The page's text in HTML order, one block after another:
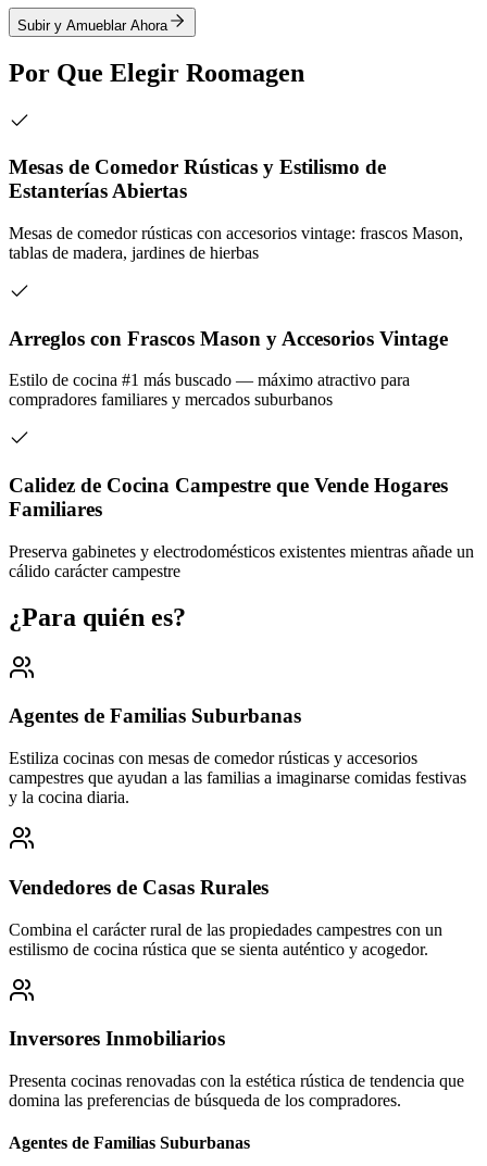
Subir y Amueblar Ahora
Por Que Elegir Roomagen
Mesas de Comedor Rústicas y Estilismo de
Estanterías Abiertas
Mesas de comedor rústicas con accesorios vintage: frascos Mason,
tablas de madera, jardines de hierbas
Arreglos con Frascos Mason y Accesorios Vintage
Estilo de cocina #1 más buscado — máximo atractivo para
compradores familiares y mercados suburbanos
Calidez de Cocina Campestre que Vende Hogares
Familiares
Preserva gabinetes y electrodomésticos existentes mientras añade un
cálido carácter campestre
¿Para quién es?
Agentes de Familias Suburbanas
Estiliza cocinas con mesas de comedor rústicas y accesorios
campestres que ayudan a las familias a imaginarse comidas festivas
y la cocina diaria.
Vendedores de Casas Rurales
Combina el carácter rural de las propiedades campestres con un
estilismo de cocina rústica que se sienta auténtico y acogedor.
Inversores Inmobiliarios
Presenta cocinas renovadas con la estética rústica de tendencia que
domina las preferencias de búsqueda de los compradores.
Agentes de Familias Suburbanas